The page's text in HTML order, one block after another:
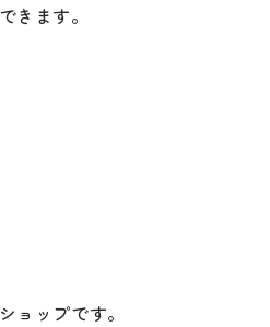
きます。
ップです。